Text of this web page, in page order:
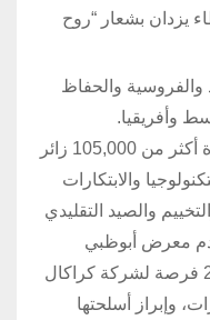
يزدان بشعار “روح
والحفاظ
وأفريقيا.
وتستقطب الفعالية السنوية الشهيرة أكثر من 105,000 زائر
والابتكارات
والصيد التقليدي
معرض أبوظبي
الدولي للصيد والفروسية لعام 2022 فرصة لشركة كراكال
وإبراز أسلحتها